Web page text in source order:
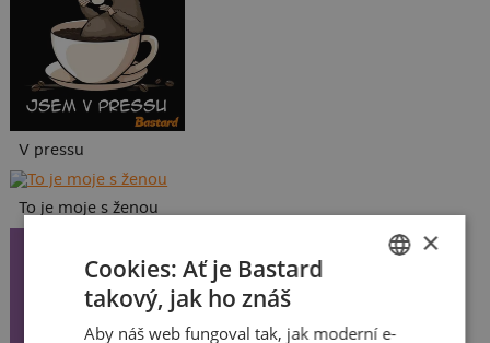
V pressu
To je moje s ženou
SLOVAK
×
Cookies: Ať je Bastard
takový, jak ho znáš
Aby náš web fungoval tak, jak moderní e-